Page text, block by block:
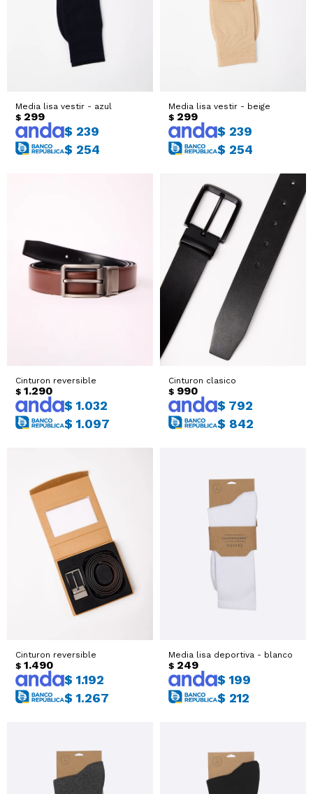
Media lisa vestir - azul
$ 299
$ 239
$ 254
Media lisa vestir - beige
$ 299
$ 239
$ 254
Cinturon reversible
$ 1.290
$ 1.032
$ 1.097
Cinturon clasico
$ 990
$ 792
$ 842
Cinturon reversible
$ 1.490
$ 1.192
$ 1.267
Media lisa deportiva - blanco
$ 249
$ 199
$ 212
Sacos
Ver todo
T-shirts y Tops
Ver todo